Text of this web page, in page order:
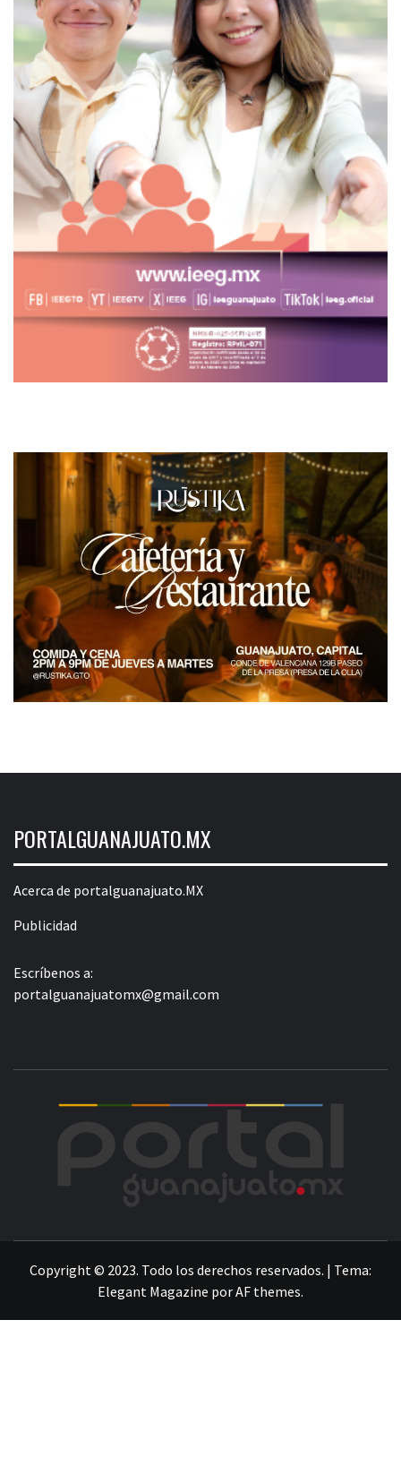
PORTALGUANAJUATO.MX
Acerca de portalguanajuato.MX
Publicidad
Escríbenos a:
portalguanajuatomx@gmail.com
Copyright © 2023. Todo los derechos reservados. | Tema:
Elegant Magazine porAF themes.